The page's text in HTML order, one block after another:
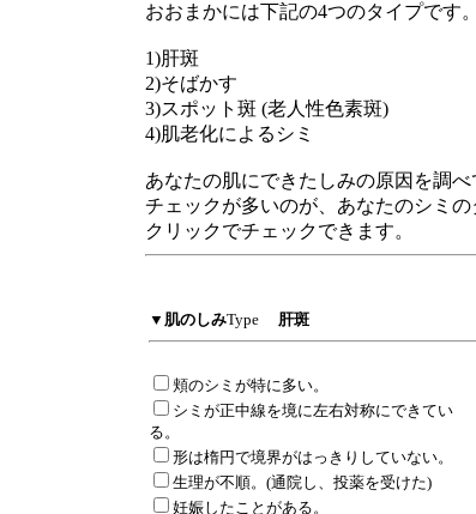
おおまかには下記の4つのタイプです。
1)肝斑
2)そばかす
3)スポット斑 (老人性色素斑)
4)肌老化によるシミ
あなたの肌にできたしみの原因を調べ
チェックが多いのが、あなたのシミの
クリックでチェックできます。
▼ 肌のしみType 肝斑
頬のシミが特に多い。
シミが正中線を境に左右対称にできてい
る。
形は楕円で境界がはっきりしていない。
生理が不順。(通院し、投薬を受けた)
妊娠したことがある。